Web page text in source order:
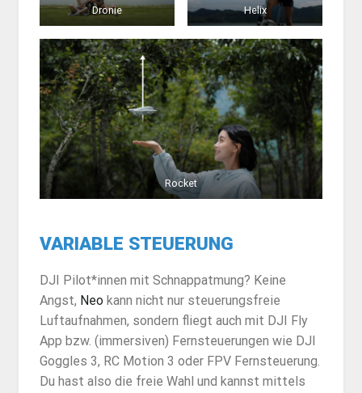
Dronie Helix
Rocket
VARIABLE STEUERUNG
DJI Pilot*innen mit Schnappatmung? Keine
Angst, Neokann nicht nur steuerungsfreie
Luftaufnahmen, sondern fliegt auch mit DJI Fly
App bzw. (immersiven) Fernsteuerungen wie DJI
Goggles 3, RC Motion 3 oder FPV Fernsteuerung.
Du hast also die freie Wahl und kannst mittels